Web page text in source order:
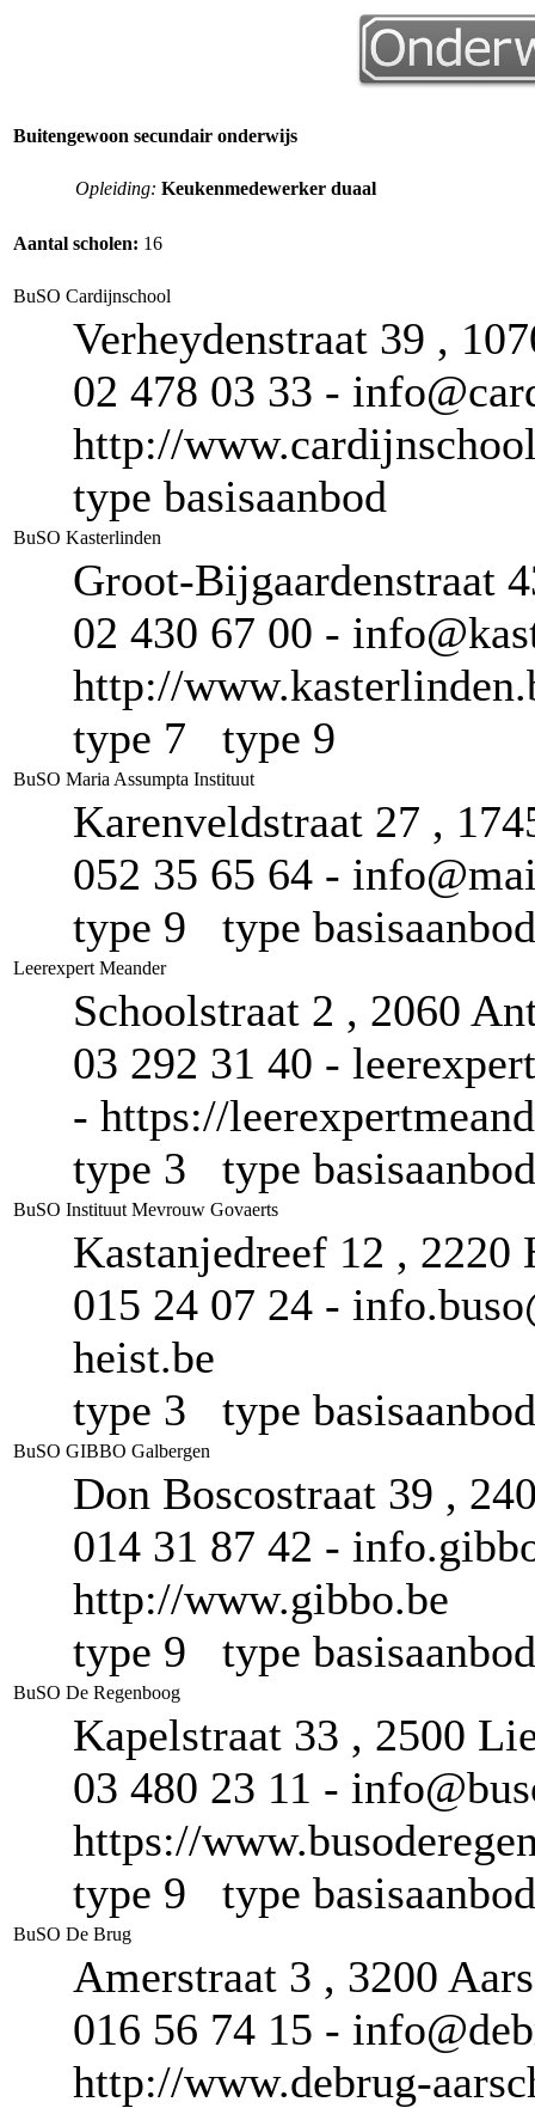
Buitengewoon secundair onderwijs
Opleiding: Keukenmedewerker duaal
Aantal scholen: 16
BuSO Cardijnschool
Verheydenstraat 39 ,
02 478 03 33 -
http://
type basisaanbod
BuSO Kasterlinden
Groot-Bijgaardenstraat
02 430 67 00 -
http://
type 7 type 9
BuSO Maria Assumpta Instituut
Karenveldstraat 27 ,
052 35 65 64 -
type 9 type
Leerexpert Meander
Schoolstraat 2 , 2060
03 292 31 40 -
- https://
type 3 type
BuSO Instituut Mevrouw Govaerts
Kastanjedreef 12 , 2220
015 24 07 24 -
heist.be
type 3 type
BuSO GIBBO Galbergen
Don Boscostraat 39 ,
014 31 87 42 -
http://www.gibbo.be
type 9 type
BuSO De Regenboog
Kapelstraat 33 , 2500
03 480 23 11 -
https://
type 9 type
BuSO De Brug
Amerstraat 3 , 3200
016 56 74 15 -
http://www.debrug-